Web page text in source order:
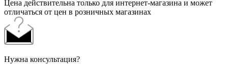
Цена действительна только для интернет-магазина и может
отличаться от цен в розничных магазинах
Нужна консультация?